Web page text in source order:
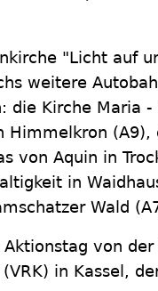
"Licht auf
weitere
Kirche Maria -
Himmelkron
von Aquin in
in
Wald
von der
in Kassel,